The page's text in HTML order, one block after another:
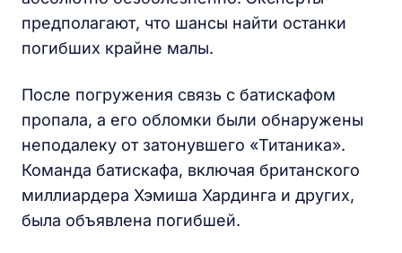
предполагают, что шансы найти останки
погибших крайне малы.
После погружения связь с батискафом
пропала, а его обломки были обнаружены
неподалеку от затонувшего «Титаника».
Команда батискафа, включая британского
миллиардера Хэмиша Хардинга и других,
была объявлена погибшей.